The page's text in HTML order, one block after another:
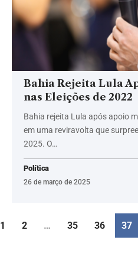
Bahia Rejeita Lula
nas Eleições de 2022
Bahia rejeita Lula após apoio
em uma reviravolta que
2025. O…
Política
26 de março de 2025
1 2 … 35 36 37